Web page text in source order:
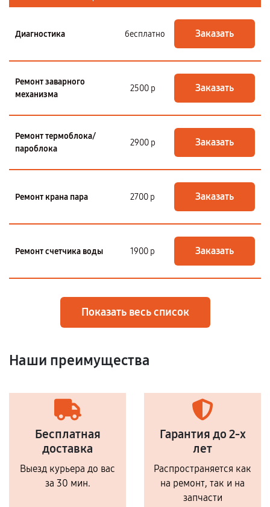
Диагностика бесплатно Заказать
Ремонт заварного
механизма
2500 р Заказать
Ремонт термоблока/
пароблока
2900 р Заказать
Ремонт крана пара 2700 р Заказать
Ремонт счетчика воды 1900 р Заказать
Показать весь список
Наши преимущества
Бесплатная
доставка
Выезд курьера до вас
за 30 мин.
Гарантия до 2-х
лет
Распространяется как
на ремонт, так и на
запчасти